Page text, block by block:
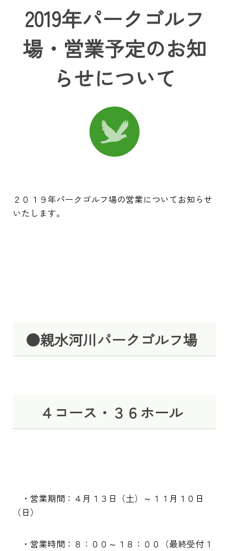
2019年パークゴルフ
場・営業予定のお知
らせについて
２０１９年パークゴルフ場の営業についてお知らせ
いたします。
●親水河川パークゴルフ場
４コース・３６ホール
・営業期間：４月１３日（土）～１１月１０日
（日）
・営業時間：８：００～１８：００（最終受付１